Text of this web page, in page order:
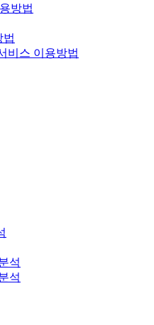
방법
법
비스 이용방법
석
석